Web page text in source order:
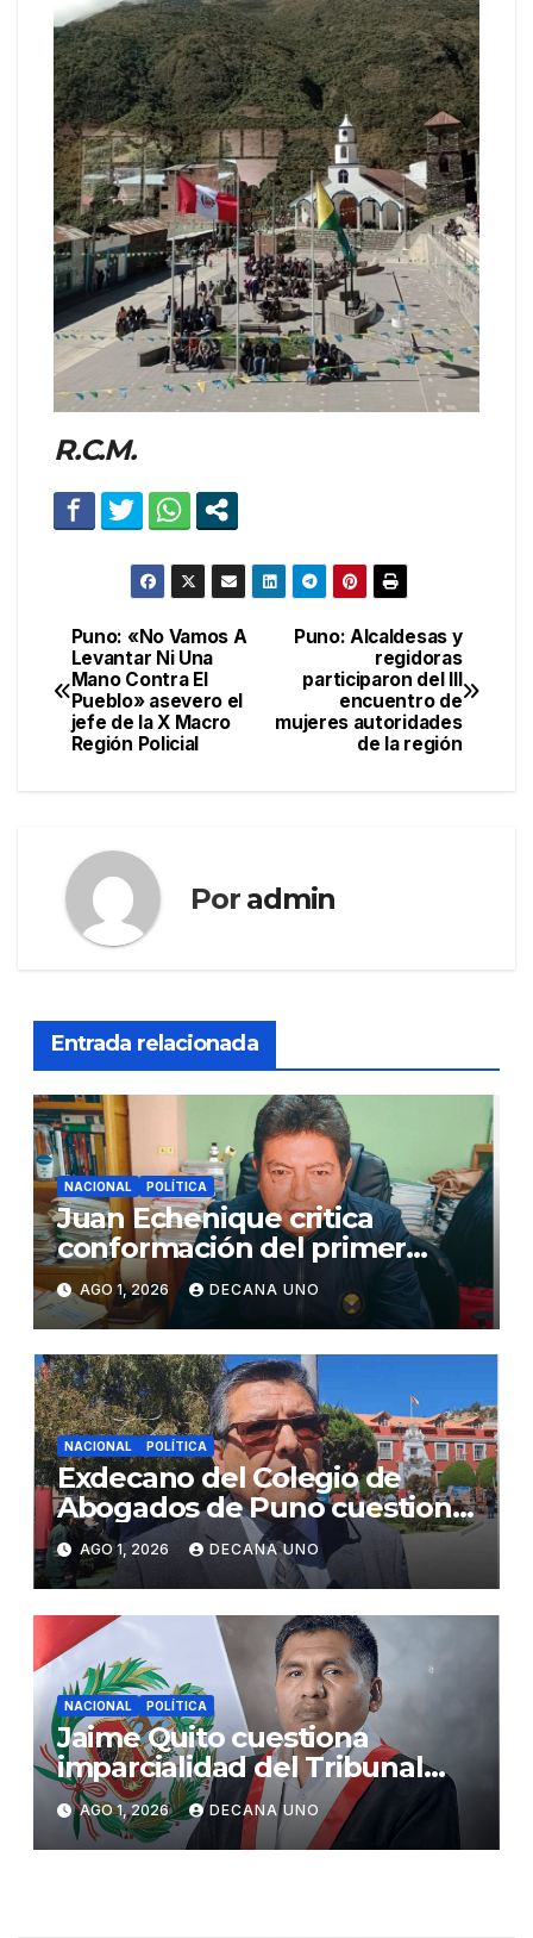
R.C.M.
Navegación
de
entradas
Puno: Alcaldesas y
regidoras
participaron del III
encuentro de
mujeres autoridades
de la región
Puno: «No Vamos A
Levantar Ni Una
Mano Contra El
Pueblo» asevero el
jefe de la X Macro
Región Policial
Por admin
Entrada relacionada
NACIONAL POLÍTICA
Juan Echenique critica
conformación del primer
gabinete ministerial de Keiko
Fujimori
AGO 1, 2026 DECANA UNO
NACIONAL POLÍTICA
Exdecano del Colegio de
Abogados de Puno cuestiona
propuestas sobre seguridad
ciudadana
AGO 1, 2026 DECANA UNO
NACIONAL POLÍTICA
Jaime Quito cuestiona
imparcialidad del Tribunal
Constitucional tras liberación
de Ollanta Humala
AGO 1, 2026 DECANA UNO